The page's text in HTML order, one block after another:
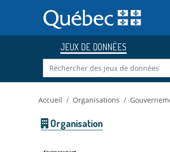
au
contenu
JEUX DE DONNÉES
Accueil Organisations
Organisation